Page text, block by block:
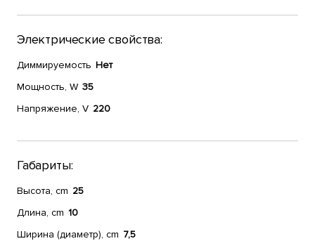
Электрические свойства:
Диммируемость Нет
Мощность, W 35
Напряжение, V 220
Габариты:
Высота, cm 25
Длина, cm 10
Ширина (диаметр), cm 7,5